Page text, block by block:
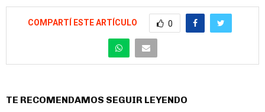
COMPARTÍ ESTE ARTÍCULO 0
TE RECOMENDAMOS SEGUIR LEYENDO